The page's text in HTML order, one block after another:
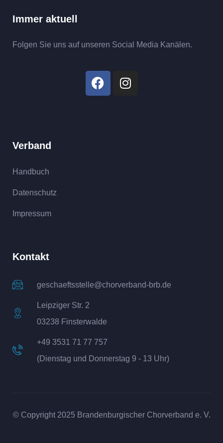
Immer aktuell
Folgen Sie uns auf unseren Social Media Kanälen.
Verband
Handbuch
Datenschutz
Impressum
Kontakt
geschaeftsstelle@chorverband-brb.de
Leipziger Str. 2
03238 Finsterwalde
+49 3531 71 77 757
(Dienstag und Donnerstag 9 - 13 Uhr)
© Copyright 2025 Brandenburgischer Chorverband e. V.